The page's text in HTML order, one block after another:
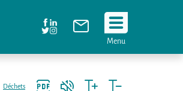
Suivez
!
Menu
Déchets